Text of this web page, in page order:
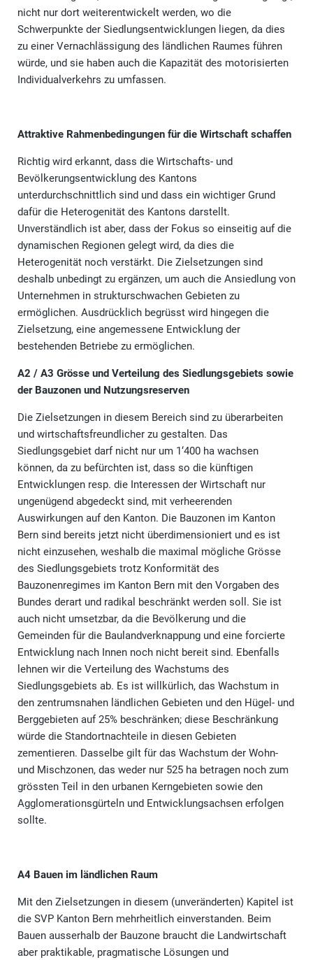
nicht nur dort weiterentwickelt werden, wo die
Schwerpunkte der Siedlungsentwicklungen liegen, da dies
zu einer Vernachlässigung des ländlichen Raumes führen
würde, und sie haben auch die Kapazität des motorisierten
Individualverkehrs zu umfassen.
Attraktive Rahmenbedingungen für die Wirtschaft schaffen
Richtig wird erkannt, dass die Wirtschafts- und
Bevölkerungsentwicklung des Kantons
unterdurchschnittlich sind und dass ein wichtiger Grund
dafür die Heterogenität des Kantons darstellt.
Unverständlich ist aber, dass der Fokus so einseitig auf die
dynamischen Regionen gelegt wird, da dies die
Heterogenität noch verstärkt. Die Zielsetzungen sind
deshalb unbedingt zu ergänzen, um auch die Ansiedlung von
Unternehmen in strukturschwachen Gebieten zu
ermöglichen. Ausdrücklich begrüsst wird hingegen die
Zielsetzung, eine angemessene Entwicklung der
bestehenden Betriebe zu ermöglichen.
A2 / A3 Grösse und Verteilung des Siedlungsgebiets sowie
der Bauzonen und Nutzungsreserven
Die Zielsetzungen in diesem Bereich sind zu überarbeiten
und wirtschaftsfreundlicher zu gestalten. Das
Siedlungsgebiet darf nicht nur um 1‘400 ha wachsen
können, da zu befürchten ist, dass so die künftigen
Entwicklungen resp. die Interessen der Wirtschaft nur
ungenügend abgedeckt sind, mit verheerenden
Auswirkungen auf den Kanton. Die Bauzonen im Kanton
Bern sind bereits jetzt nicht überdimensioniert und es ist
nicht einzusehen, weshalb die maximal mögliche Grösse
des Siedlungsgebiets trotz Konformität des
Bauzonenregimes im Kanton Bern mit den Vorgaben des
Bundes derart und radikal beschränkt werden soll. Sie ist
auch nicht umsetzbar, da die Bevölkerung und die
Gemeinden für die Baulandverknappung und eine forcierte
Entwicklung nach Innen noch nicht bereit sind. Ebenfalls
lehnen wir die Verteilung des Wachstums des
Siedlungsgebiets ab. Es ist willkürlich, das Wachstum in
den zentrumsnahen ländlichen Gebieten und den Hügel- und
Berggebieten auf 25% beschränken; diese Beschränkung
würde die Standortnachteile in diesen Gebieten
zementieren. Dasselbe gilt für das Wachstum der Wohn-
und Mischzonen, das weder nur 525 ha betragen noch zum
grössten Teil in den urbanen Kerngebieten sowie den
Agglomerationsgürteln und Entwicklungsachsen erfolgen
sollte.
A4 Bauen im ländlichen Raum
Mit den Zielsetzungen in diesem (unveränderten) Kapitel ist
die SVP Kanton Bern mehrheitlich einverstanden. Beim
Bauen ausserhalb der Bauzone braucht die Landwirtschaft
aber praktikable, pragmatische Lösungen und